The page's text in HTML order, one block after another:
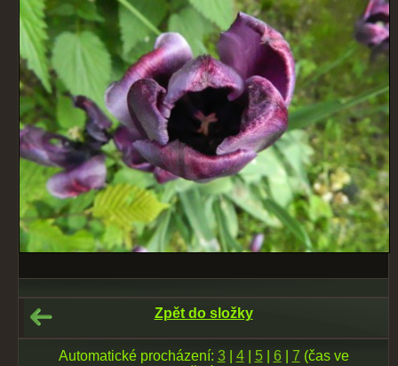
Zpět do složky
Automatické procházení: 3| 4| 5| 6| 7 (čas ve